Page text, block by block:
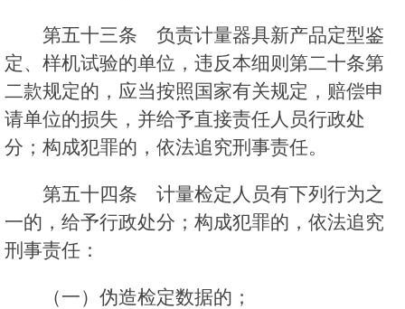
第五十三条 负责计量器具新产品定型鉴
定、样机试验的单位，违反本细则第二十条第
二款规定的，应当按照国家有关规定，赔偿申
请单位的损失，并给予直接责任人员行政处
分；构成犯罪的，依法追究刑事责任。
第五十四条 计量检定人员有下列行为之
一的，给予行政处分；构成犯罪的，依法追究
刑事责任：
（一）伪造检定数据的；